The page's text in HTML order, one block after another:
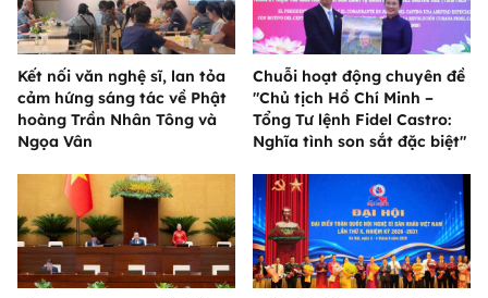
Kết nối văn nghệ sĩ, lan tỏa
cảm hứng sáng tác về Phật
hoàng Trần Nhân Tông và
Ngọa Vân
Chuỗi hoạt động chuyên đề
"Chủ tịch Hồ Chí Minh –
Tổng Tư lệnh Fidel Castro:
Nghĩa tình son sắt đặc biệt"